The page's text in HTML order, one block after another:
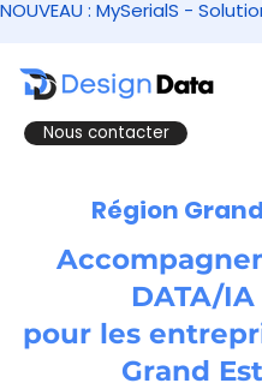
Nous contacter
NOUVEAU : MySerialS -
Région
DATA/IA
pour les
Grand Est